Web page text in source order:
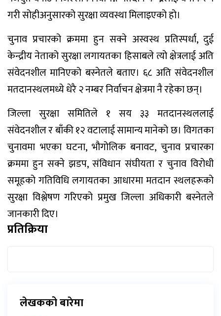
गरी सोहीअनुसारको सुरक्षा व्यवस्था मिलाइएको हो।
चुनाव प्रचारको क्रममा हुन सक्ने अस्वस्थ प्रतिस्पर्धा, दुई
केन्द्रीय नेताको सुरक्षा लगायतका हिसाबले त्यो क्षेत्रलाई अति
संवेदनशील मानिएको बस्नेतले बताए। ६८ अति संवेदनशील
मतदानस्थलमध्ये धेरै २ नम्बर निर्वाचन क्षेत्रमा नै रहेका छन्।
जिल्ला सुरक्षा समितिले १ सय ३३ मतदानस्थललाई
संवेदनशील र बाँकी १२ वटालाई सामान्य मानेको छ। विगतका
चुनावमा भएका घटना, भौगोलिक बनावट, चुनाव प्रचारका
क्रममा हुन सक्ने झडप, संविधान संघीयता र चुनाव विरोधी
समूहको गतिविधि लगायतका आधारमा मतदान स्थलहरूको
सुरक्षा विश्लेषण गरिएको प्रमुख जिल्ला अधिकारी बस्नेतले
जानकारी दिए।
प्रतिक्रिया
लेखकको बारेमा